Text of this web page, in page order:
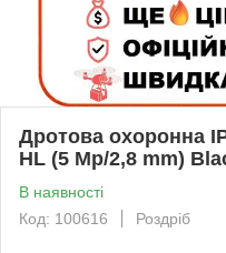
Дротова охоронна
HL (5 Mp/2,8 mm)
В наявності
Код: 100616
Роздріб